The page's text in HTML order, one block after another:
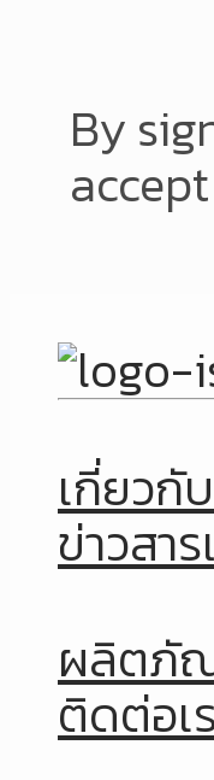
By
เกี่ยวกั
ข่าวสา
ผลิตภั
ติดต่อเ